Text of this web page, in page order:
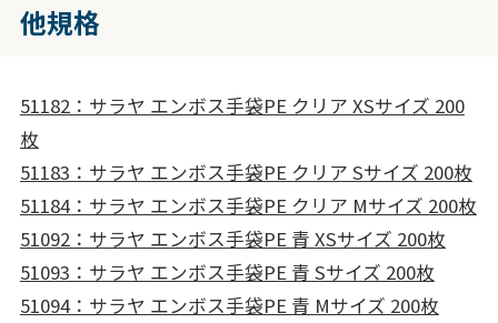
他規格
51182：サラヤ エンボス手袋PE クリア XSサイズ 200
枚
51183：サラヤ エンボス手袋PE クリア Sサイズ 200枚
51184：サラヤ エンボス手袋PE クリア Mサイズ 200枚
51092：サラヤ エンボス手袋PE 青 XSサイズ 200枚
51093：サラヤ エンボス手袋PE 青 Sサイズ 200枚
51094：サラヤ エンボス手袋PE 青 Mサイズ 200枚